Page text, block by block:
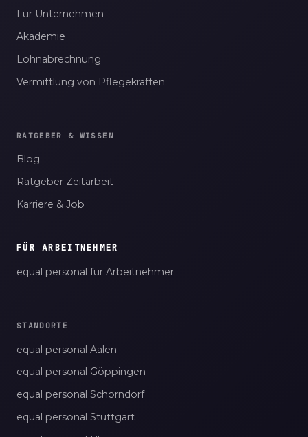
Für Unternehmen
Akademie
Lohnabrechnung
Vermittlung von Pflegekräften
RATGEBER & WISSEN
Blog
Ratgeber Zeitarbeit
Karriere & Job
FÜR ARBEITNEHMER
equal personal für Arbeitnehmer
STANDORTE
equal personal Aalen
equal personal Göppingen
equal personal Schorndorf
equal personal Stuttgart